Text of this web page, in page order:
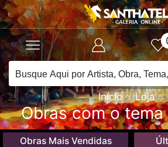
Início Loja
Obras com o
Obras Mais Vendidas